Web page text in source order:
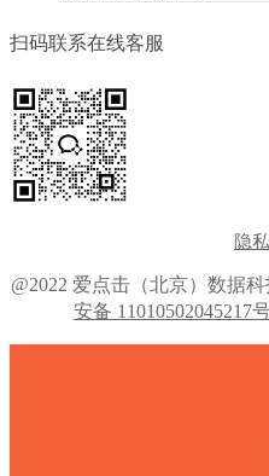
扫码联系在线客服
隐
@2022 爱点击（北京）数据
安备 11010502045217